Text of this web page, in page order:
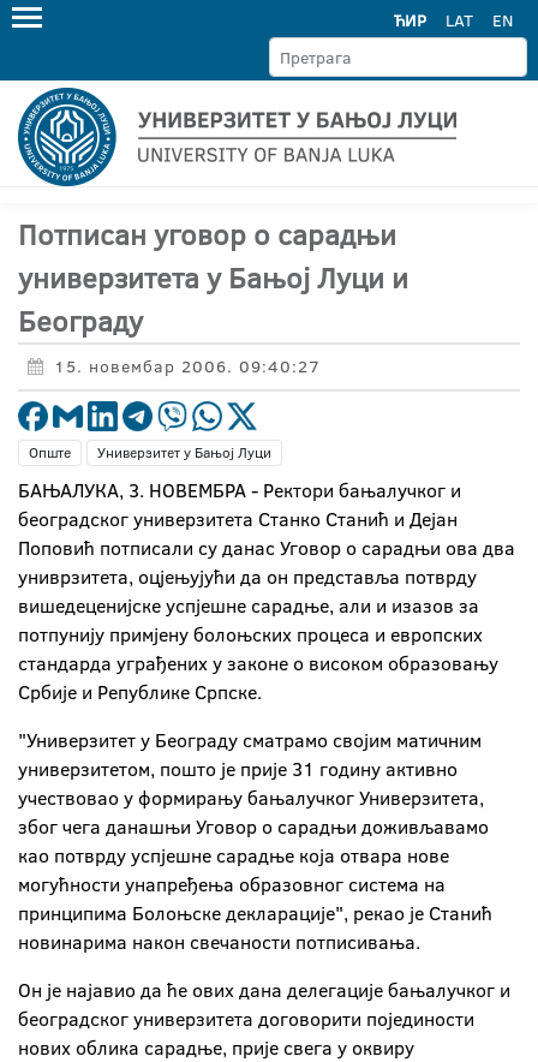
ЋИР LAT EN
Потписан уговор о сарадњи
универзитета у Бањој Луци и
Београду
15. новембар 2006. 09:40:27
Опште Универзитет у Бањој Луци
БАЊАЛУКА, 3. НОВЕМБРА - Ректори бањалучког и
београдског универзитета Станко Станић и Дејан
Поповић потписали су данас Уговор о сарадњи ова два
униврзитета, оцјењујући да он представља потврду
вишедеценијске успјешне сарадње, али и изазов за
потпунију примјену болоњских процеса и европских
стандарда уграђених у законе о високом образовању
Србије и Републике Српске.
"Универзитет у Београду сматрамо својим матичним
универзитетом, пошто је прије 31 годину активно
учествовао у формирању бањалучког Универзитета,
због чега данашњи Уговор о сарадњи доживљавамо
као потврду успјешне сарадње која отвара нове
могућности унапређења образовног система на
принципима Болоњске декларације", рекао је Станић
новинарима након свечаности потписивања.
Он је најавио да ће ових дана делегације бањалучког и
београдског универзитета договорити појединости
нових облика сарадње, прије свега у оквиру